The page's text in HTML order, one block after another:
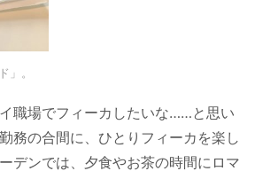
」。
職場でフィーカしたいな……と思い
務の合間に、ひとりフィーカを楽し
デンでは、夕食やお茶の時間にロマ